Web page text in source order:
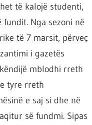
të kalojë studenti,
Nga sezoni në
të 7 marsit, përveç
i gazetës
mblodhi rreth
tyre rreth
e saj si dhe në
së fundmi. Sipas